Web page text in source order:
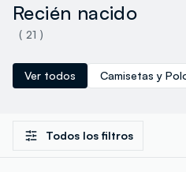
Recién nacido
( 21 )
Ver todos Camisetas y
Todos los filtros